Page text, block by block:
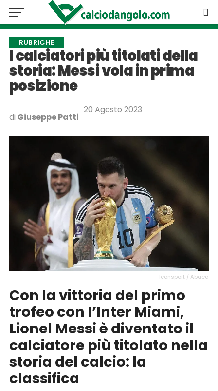
RUBRICHE
I calciatori più titolati della
storia: Messi vola in prima
posizione
di Giuseppe Patti
20 Agosto 2023
Iconsport / Abaca
Con la vittoria del primo
trofeo con l’Inter Miami,
Lionel Messi è diventato il
calciatore più titolato nella
storia del calcio: la
classifica